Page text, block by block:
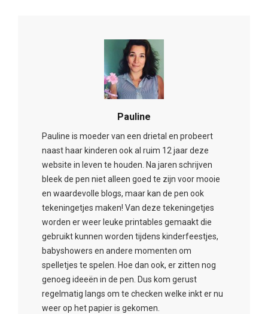
Pauline
Pauline is moeder van een drietal en probeert
naast haar kinderen ook al ruim 12 jaar deze
website in leven te houden. Na jaren schrijven
bleek de pen niet alleen goed te zijn voor mooie
en waardevolle blogs, maar kan de pen ook
tekeningetjes maken! Van deze tekeningetjes
worden er weer leuke printables gemaakt die
gebruikt kunnen worden tijdens kinderfeestjes,
babyshowers en andere momenten om
spelletjes te spelen. Hoe dan ook, er zitten nog
genoeg ideeën in de pen. Dus kom gerust
regelmatig langs om te checken welke inkt er nu
weer op het papier is gekomen.